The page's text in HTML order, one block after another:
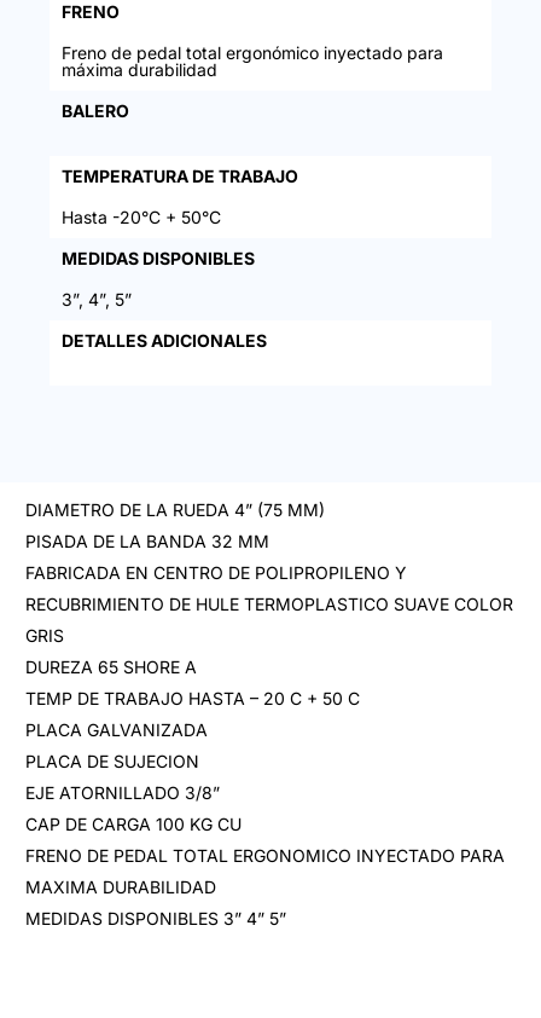
FRENO
Freno de pedal total ergonómico inyectado para
máxima durabilidad
BALERO
TEMPERATURA DE TRABAJO
Hasta -20°C + 50°C
MEDIDAS DISPONIBLES
3”, 4”, 5”
DETALLES ADICIONALES
DIAMETRO DE LA RUEDA 4” (75 MM)
PISADA DE LA BANDA 32 MM
FABRICADA EN CENTRO DE POLIPROPILENO Y
RECUBRIMIENTO DE HULE TERMOPLASTICO SUAVE COLOR
GRIS
DUREZA 65 SHORE A
TEMP DE TRABAJO HASTA – 20 C + 50 C
PLACA GALVANIZADA
PLACA DE SUJECION
EJE ATORNILLADO 3/8”
CAP DE CARGA 100 KG CU
FRENO DE PEDAL TOTAL ERGONOMICO INYECTADO PARA
MAXIMA DURABILIDAD
MEDIDAS DISPONIBLES 3” 4” 5”